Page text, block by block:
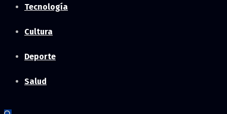
Tecnología
Cultura
Deporte
Salud